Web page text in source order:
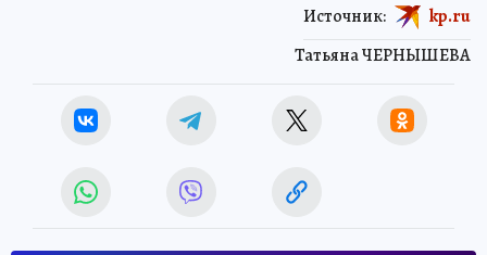
Татьяна ЧЕРНЫШЕВА
Источник: kp.ru